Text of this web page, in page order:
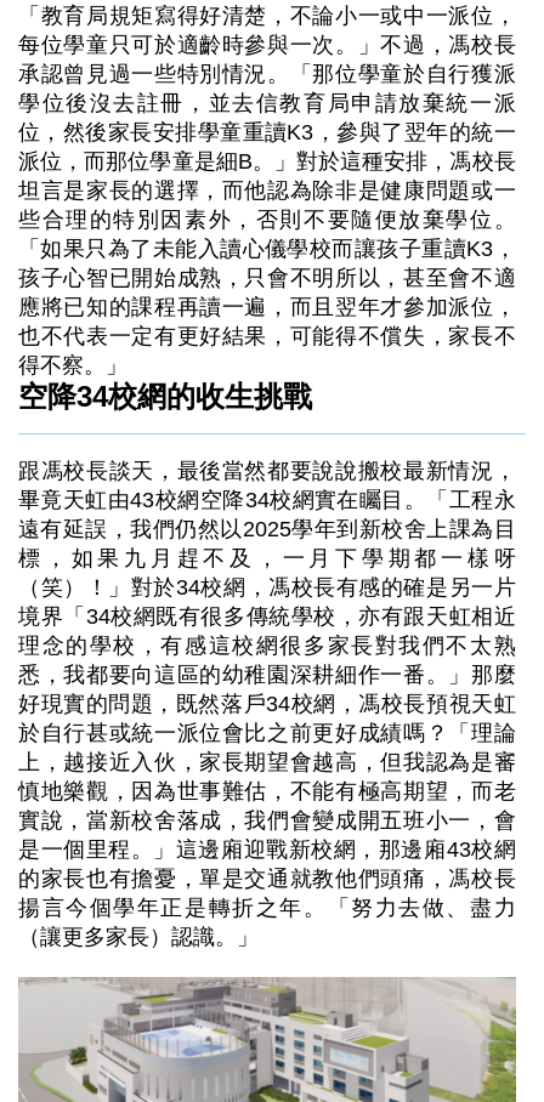
「教育局規矩寫得好清楚，不論小一或中一派位，
每位學童只可於適齡時參與一次。」不過，馮校長
承認曾見過一些特別情況。「那位學童於自行獲派
學位後沒去註冊，並去信教育局申請放棄統一派
位，然後家長安排學童重讀K3，參與了翌年的統一
派位，而那位學童是細B。」對於這種安排，馮校長
坦言是家長的選擇，而他認為除非是健康問題或一
些合理的特別因素外，否則不要隨便放棄學位。
「如果只為了未能入讀心儀學校而讓孩子重讀K3，
孩子心智已開始成熟，只會不明所以，甚至會不適
應將已知的課程再讀一遍，而且翌年才參加派位，
也不代表一定有更好結果，可能得不償失，家長不
得不察。」
空降34校網的收生挑戰
跟馮校長談天，最後當然都要說說搬校最新情況，
畢竟天虹由43校網空降34校網實在矚目。「工程永
遠有延誤，我們仍然以2025學年到新校舍上課為目
標，如果九月趕不及，一月下學期都一樣呀
（笑）！」對於34校網，馮校長有感的確是另一片
境界「34校網既有很多傳統學校，亦有跟天虹相近
理念的學校，有感這校網很多家長對我們不太熟
悉，我都要向這區的幼稚園深耕細作一番。」那麼
好現實的問題，既然落戶34校網，馮校長預視天虹
於自行甚或統一派位會比之前更好成績嗎？「理論
上，越接近入伙，家長期望會越高，但我認為是審
慎地樂觀，因為世事難估，不能有極高期望，而老
實說，當新校舍落成，我們會變成開五班小一，會
是一個里程。」這邊廂迎戰新校網，那邊廂43校網
的家長也有擔憂，單是交通就教他們頭痛，馮校長
揚言今個學年正是轉折之年。「努力去做、盡力
（讓更多家長）認識。」